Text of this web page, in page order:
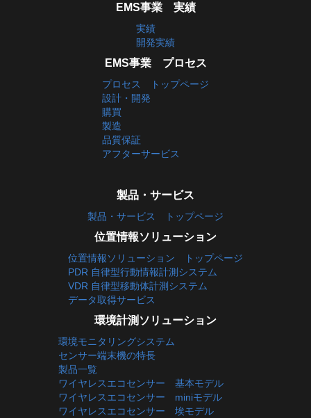
EMS事業 実績
実績
開発実績
EMS事業 プロセス
プロセス トップページ
設計・開発
購買
製造
品質保証
アフターサービス
製品・サービス
製品・サービス トップページ
位置情報ソリューション
位置情報ソリューション トップページ
PDR 自律型行動情報計測システム
VDR 自律型移動体計測システム
データ取得サービス
環境計測ソリューション
環境モニタリングシステム
センサー端末機の特長
製品一覧
ワイヤレスエコセンサー 基本モデル
ワイヤレスエコセンサー miniモデル
ワイヤレスエコセンサー 埃モデル